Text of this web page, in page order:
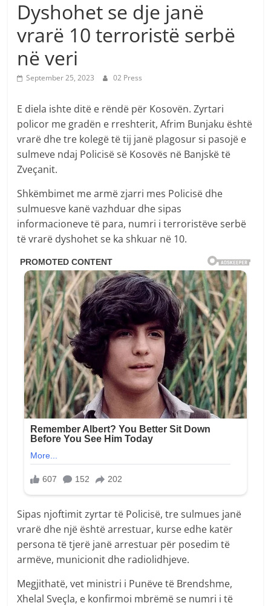
Dyshohet se dje janë
vrarë 10 terroristë serbë
në veri
September 25, 2023 02 Press
E diela ishte ditë e rëndë për Kosovën. Zyrtari
policor me gradën e rreshterit, Afrim Bunjaku është
vrarë dhe tre kolegë të tij janë plagosur si pasojë e
sulmeve ndaj Policisë së Kosovës në Banjskë të
Zveçanit.
Shkëmbimet me armë zjarri mes Policisë dhe
sulmuesve kanë vazhduar dhe sipas
informacioneve të para, numri i terroristëve serbë
të vrarë dyshohet se ka shkuar në 10.
Sipas njoftimit zyrtar të Policisë, tre sulmues janë
vrarë dhe një është arrestuar, kurse edhe katër
persona të tjerë janë arrestuar për posedim të
armëve, municionit dhe radiolidhjeve.
Megjithatë, vet ministri i Punëve të Brendshme,
Xhelal Sveçla, e konfirmoi mbrëmë se numri i të